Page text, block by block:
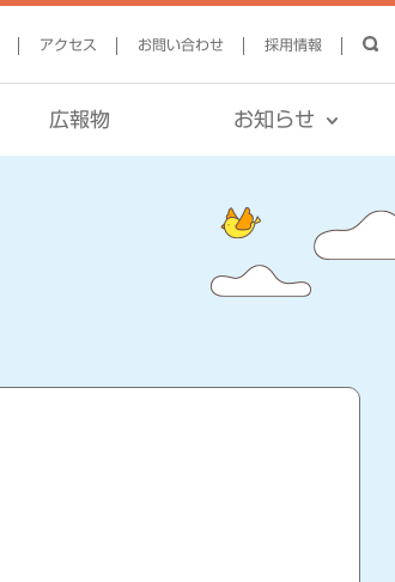
アクセス お問い合わせ 採用情報
広報物 お知らせ